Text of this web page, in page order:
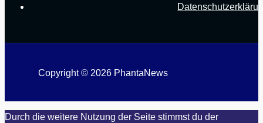
Copyright © 2026 PhantaNews
Durch die weitere Nutzung der Seite stimmst du der